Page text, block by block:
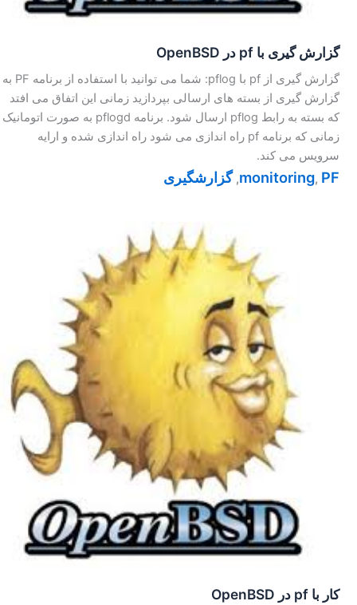
گزارش گیری با pf در OpenBSD
گزارش گیری از pf با pflog: شما می توانید با استفاده از برنامه PF به
گزارش گیری از بسته های ارسالی بپردازید زمانی این اتفاق می افتد
که بسته به رابط pflog ارسال شود. برنامه pflogd به صورت اتومانیک
زمانی که برنامه pf راه اندازی می شود راه اندازی شده و ارایه
سرویس می کند.
monitoring, PF
, گزارشگیری
کار با pf در OpenBSD